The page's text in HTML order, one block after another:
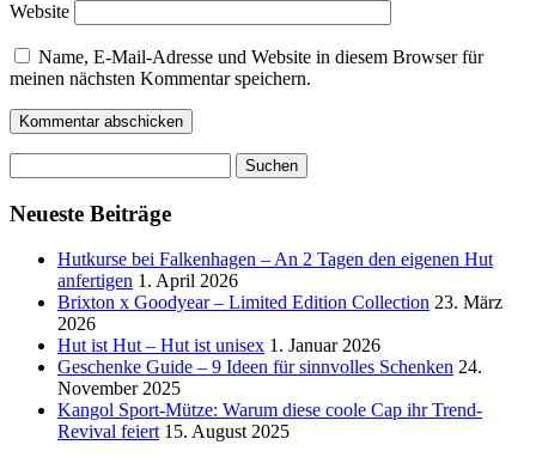
Website
Name, E-Mail-Adresse und Website in diesem Browser für
meinen nächsten Kommentar speichern.
nach:
Neueste Beiträge
Hutkurse bei Falkenhagen – An 2 Tagen den eigenen Hut
anfertigen 1. April 2026
Brixton x Goodyear – Limited Edition Collection 23. März
2026
Hut ist Hut – Hut ist unisex 1. Januar 2026
Geschenke Guide – 9 Ideen für sinnvolles Schenken 24.
November 2025
Kangol Sport-Mütze: Warum diese coole Cap ihr Trend-
Revival feiert 15. August 2025